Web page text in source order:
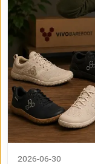
2026-06-30